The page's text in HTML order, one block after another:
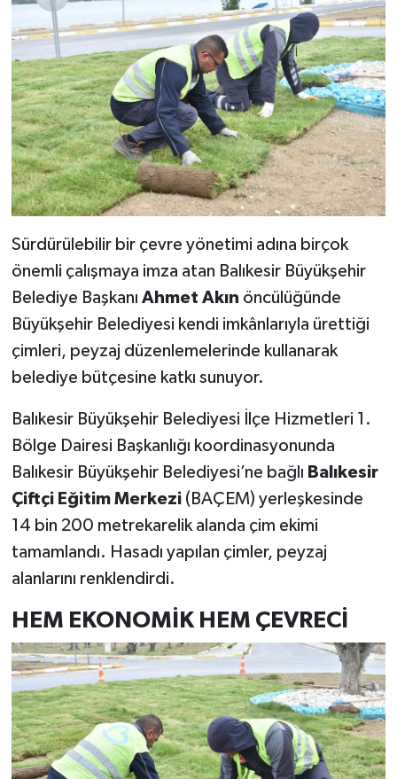
Sürdürülebilir bir çevre yönetimi adına birçok
önemli çalışmaya imza atan Balıkesir Büyükşehir
Belediye Başkanı Ahmet Akın öncülüğünde
Büyükşehir Belediyesi kendi imkânlarıyla ürettiği
çimleri, peyzaj düzenlemelerinde kullanarak
belediye bütçesine katkı sunuyor.
Balıkesir Büyükşehir Belediyesi İlçe Hizmetleri 1.
Bölge Dairesi Başkanlığı koordinasyonunda
Balıkesir Büyükşehir Belediyesi’ne bağlı Balıkesir
Çiftçi Eğitim Merkezi(BAÇEM) yerleşkesinde
14 bin 200 metrekarelik alanda çim ekimi
tamamlandı. Hasadı yapılan çimler, peyzaj
alanlarını renklendirdi.
HEM EKONOMİK HEM ÇEVRECİ